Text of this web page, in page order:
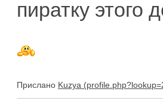
пиратку этого
Прислано Kuzya